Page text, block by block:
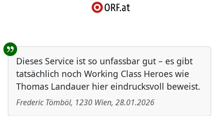
Benutzer-Rückmeldungen
Dieses Service ist so unfassbar gut – es gibt
tatsächlich noch Working Class Heroes wie
Thomas Landauer hier eindrucksvoll beweist.
Frederic Tömböl, 1230 Wien, 28.01.2026